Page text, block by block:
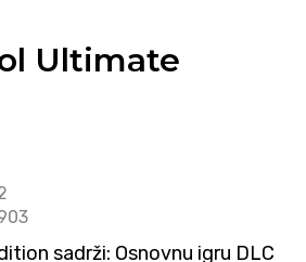
Ultimate
sadrži: Osnovnu igru DLC